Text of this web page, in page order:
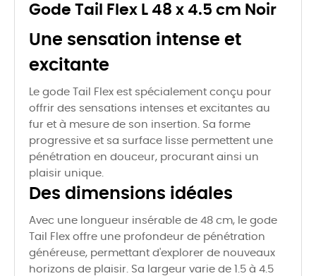
Gode Tail Flex L 48 x 4.5 cm Noir
Une sensation intense et
excitante
Le gode Tail Flex est spécialement conçu pour
offrir des sensations intenses et excitantes au
fur et à mesure de son insertion. Sa forme
progressive et sa surface lisse permettent une
pénétration en douceur, procurant ainsi un
plaisir unique.
Des dimensions idéales
Avec une longueur insérable de 48 cm, le gode
Tail Flex offre une profondeur de pénétration
généreuse, permettant d'explorer de nouveaux
horizons de plaisir. Sa largeur varie de 1.5 à 4.5